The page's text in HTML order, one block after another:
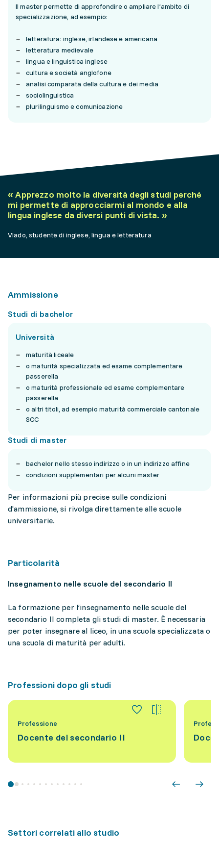
Il master permette di approfondire o ampliare l’ambito di
specializzazione, ad esempio:
letteratura: inglese, irlandese e americana
letteratura medievale
lingua e linguistica inglese
cultura e società anglofone
analisi comparata della cultura e dei media
sociolinguistica
plurilinguismo e comunicazione
«Apprezzo molto la diversità degli studi perché
mi permette di approcciarmi al mondo e alla
lingua inglese da diversi punti di vista. »
Vlado, studente di inglese, lingua e letteratura
Ammissione
Studi di bachelor
Università
maturità liceale
o maturità specializzata ed esame complementare
passerella
o maturità professionale ed esame complementare
passerella
o altri titoli, ad esempio maturità commerciale cantonale
SCC
Studi di master
bachelor nello stesso indirizzo o in un indirizzo affine
condizioni supplementari per alcuni master
Per informazioni più precise sulle condizioni
d'ammissione, si rivolga direttamente alle scuole
universitarie.
Particolarità
Insegnamento nelle scuole del secondario II
La formazione per l’insegnamento nelle scuole del
secondario II completa gli studi di master. È necessaria
per poter insegnare al liceo, in una scuola specializzata o
una scuola di maturità per adulti.
Professioni dopo gli studi
Professione
Docente del secondario II
Settori correlati allo studio